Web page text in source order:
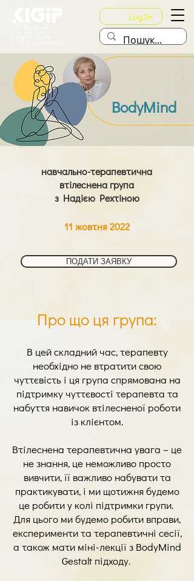
Log In
BodyMind
навчально-терапевтична
втілеснена група
з Надією Рехтіною
11 жовтня 2022
ПОДАТИ ЗАЯВКУ
Про що ця група:
В цей складний час, терапевту
необхідно не втратити свою
чуттєвість і ця група спрямована на
підтримку чуттєвості терапевта та
набуття навичок втілесненої роботи
із клієнтом.
Втілеснена терапевтична увага – це
не знання, це неможливо просто
вивчити, її важливо набувати та
практикувати, і ми щотижня будемо
це робити у колі підтримки групи.
Для цього ми будемо робити вправи,
експерименти та терапевтичні сесії,
а також мати міні-лекції з BodyMind
Gestalt підходу.